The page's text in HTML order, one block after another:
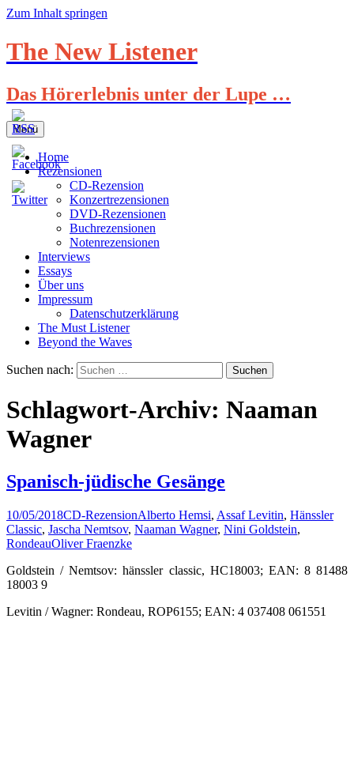
Zum Inhalt springen
The New Listener
Das Hörerlebnis unter der Lupe …
Menü
Home
Rezensionen
CD-Rezension
Konzertrezensionen
DVD-Rezensionen
Buchrezensionen
Notenrezensionen
Interviews
Essays
Über uns
Impressum
Datenschutzerklärung
The Must Listener
Beyond the Waves
Suchen nach:
Schlagwort-Archiv: Naaman
Wagner
Spanisch-jüdische Gesänge
10/05/2018CD-RezensionAlberto Hemsi, Assaf Levitin, Hänssler
Classic, Jascha Nemtsov, Naaman Wagner, Nini Goldstein,
RondeauOliver Fraenzke
Goldstein / Nemtsov: hänssler classic, HC18003; EAN: 8 81488
18003 9
Levitin / Wagner: Rondeau, ROP6155; EAN: 4 037408 061551